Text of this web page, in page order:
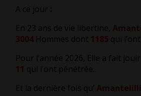
A ce jour :
En 23 ans de vie libertine,
Hommes dont 1185 qui
Pour l’année 2026, Elle a fait jouir
11 qui l’ont pénétrée.
Et la dernière fois qu’